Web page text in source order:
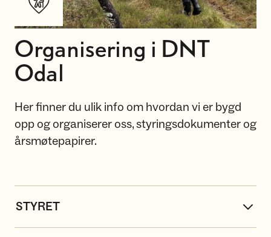
Organisering i DNT
Odal
Her finner du ulik info om hvordan vi er bygd
opp og organiserer oss, styringsdokumenter og
årsmøtepapirer.
STYRET